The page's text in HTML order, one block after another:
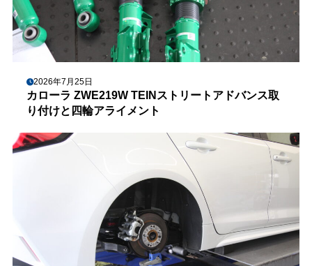
2026年7月25日
カローラ ZWE219W TEINストリートアドバンス取
り付けと四輪アライメント